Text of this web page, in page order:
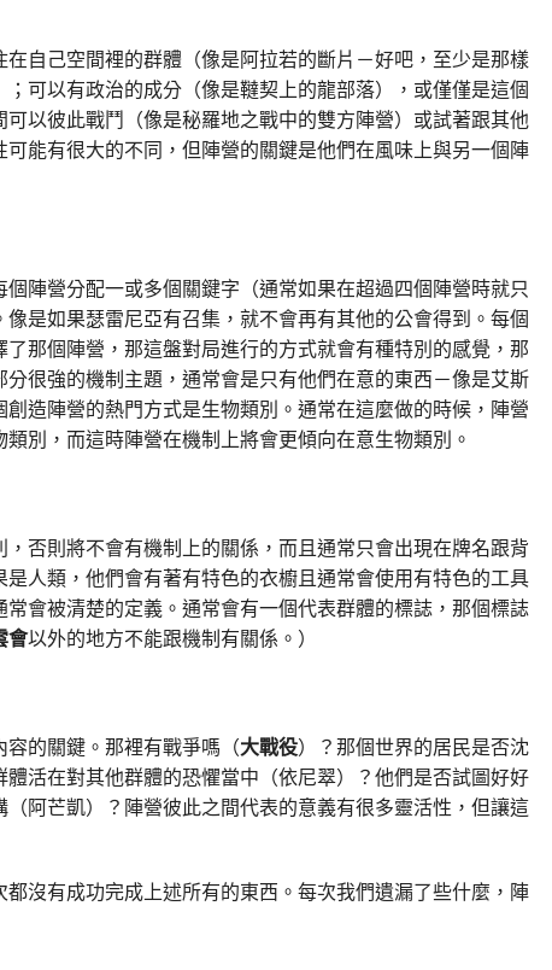
自己空間裡的群體（像是阿拉若的斷片－好吧，至少是那樣
可以有政治的成分（像是韃契上的龍部落），或僅僅是這個
以彼此戰鬥（像是秘羅地之戰中的雙方陣營）或試著跟其他
能有很大的不同，但陣營的關鍵是他們在風味上與另一個陣
陣營分配一或多個關鍵字（通常如果在超過四個陣營時就只
是如果瑟雷尼亞有召集，就不會再有其他的公會得到。每個
那個陣營，那這盤對局進行的方式就會有種特別的感覺，那
很強的機制主題，通常會是只有他們在意的東西－像是艾斯
造陣營的熱門方式是生物類別。通常在這麼做的時候，陣營
別，而這時陣營在機制上將會更傾向在意生物類別。
否則將不會有機制上的關係，而且通常只會出現在牌名跟背
人類，他們會有著有特色的衣櫥且通常會使用有特色的工具
會被清楚的定義。通常會有一個代表群體的標誌，那個標誌
會以外的地方不能跟機制有關係。）
的關鍵。那裡有戰爭嗎（大戰役）？那個世界的居民是否沈
活在對其他群體的恐懼當中（依尼翠）？他們是否試圖好好
阿芒凱）？陣營彼此之間代表的意義有很多靈活性，但讓這
沒有成功完成上述所有的東西。每次我們遺漏了些什麼，陣